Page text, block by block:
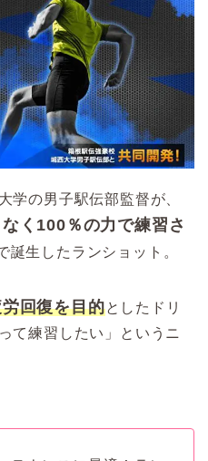
学の男子駅伝部監督が、
く100％の力で練習さ
誕生したランショット。
回復を目的としたドリ
て練習したい」というニ